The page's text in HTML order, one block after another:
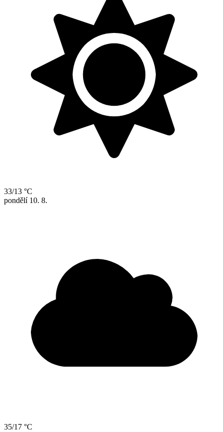
33/13 °C
pondělí 10. 8.
35/17 °C